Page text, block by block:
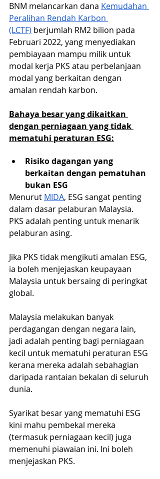
BNM melancarkan dana Kemudahan
Peralihan Rendah Karbon
(LCTF) berjumlah RM2 bilion pada
Februari 2022, yang menyediakan
pembiayaan mampu milik untuk
modal kerja PKS atau perbelanjaan
modal yang berkaitan dengan
amalan rendah karbon.
Bahaya besar yang dikaitkan
dengan perniagaan yang tidak
mematuhi peraturan ESG:
Risiko dagangan yang
berkaitan dengan pematuhan
bukan ESG
Menurut MIDA, ESG sangat penting
dalam dasar pelaburan Malaysia.
PKS adalah penting untuk menarik
pelaburan asing.
Jika PKS tidak mengikuti amalan ESG,
ia boleh menjejaskan keupayaan
Malaysia untuk bersaing di peringkat
global.
Malaysia melakukan banyak
perdagangan dengan negara lain,
jadi adalah penting bagi perniagaan
kecil untuk mematuhi peraturan ESG
kerana mereka adalah sebahagian
daripada rantaian bekalan di seluruh
dunia.
Syarikat besar yang mematuhi ESG
kini mahu pembekal mereka
(termasuk perniagaan kecil) juga
memenuhi piawaian ini. Ini boleh
menjejaskan PKS.